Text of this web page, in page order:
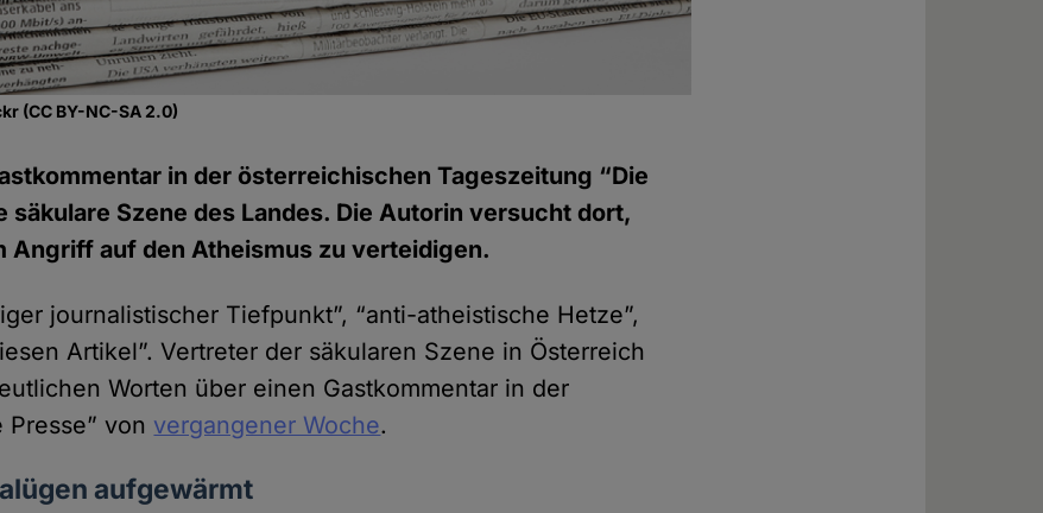
(CC BY-NC-SA 2.0)
in der österreichischen Tageszeitung “Die
säkulare Szene des Landes. Die Autorin versucht dort,
Angriff auf den Atheismus zu verteidigen.
journalistischer Tiefpunkt”, “anti-atheistische Hetze”,
Artikel”. Vertreter der säkularen Szene in Österreich
Worten über einen Gastkommentar in der
Presse” von vergangener Woche.
aufgewärmt